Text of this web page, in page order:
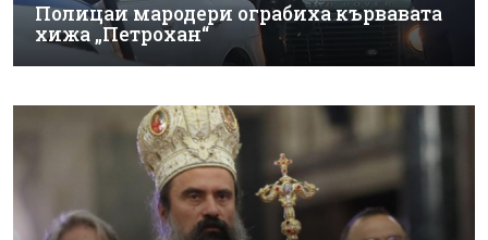
Полицаи мародери ограбиха кървавата
хижа „Петрохан“